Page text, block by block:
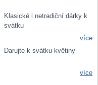
Klasické i netradiční dárky k
svátku
více
Darujte k svátku květiny
více